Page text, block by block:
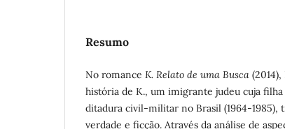
Resumo
No romance K. Relato de uma Busca
história de K., um imigrante judeu cuja filha
ditadura civil-militar no Brasil (1964-1985),
verdade e ficção. Através da análise de